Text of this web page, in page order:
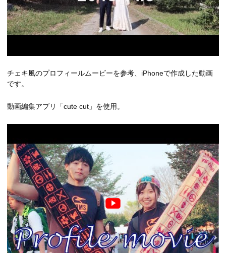
チェキ風のプロフィールムービーを参考、iPhoneで作成した動画
です。
動画編集アプリ「cute cut」を使用。